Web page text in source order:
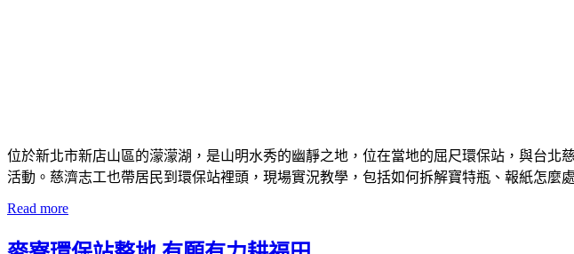
位於新北市新店山區的濛濛湖，是山明水秀的幽靜之地，位在當地的屈尺環保站，與台
活動。慈濟志工也帶居民到環保站裡頭，現場實況教學，包括如何拆解寶特瓶、報紙怎麼
Read more